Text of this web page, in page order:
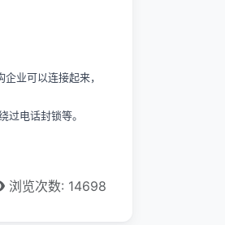
业可以连接起来，
电话封锁等。
浏览次数: 14698